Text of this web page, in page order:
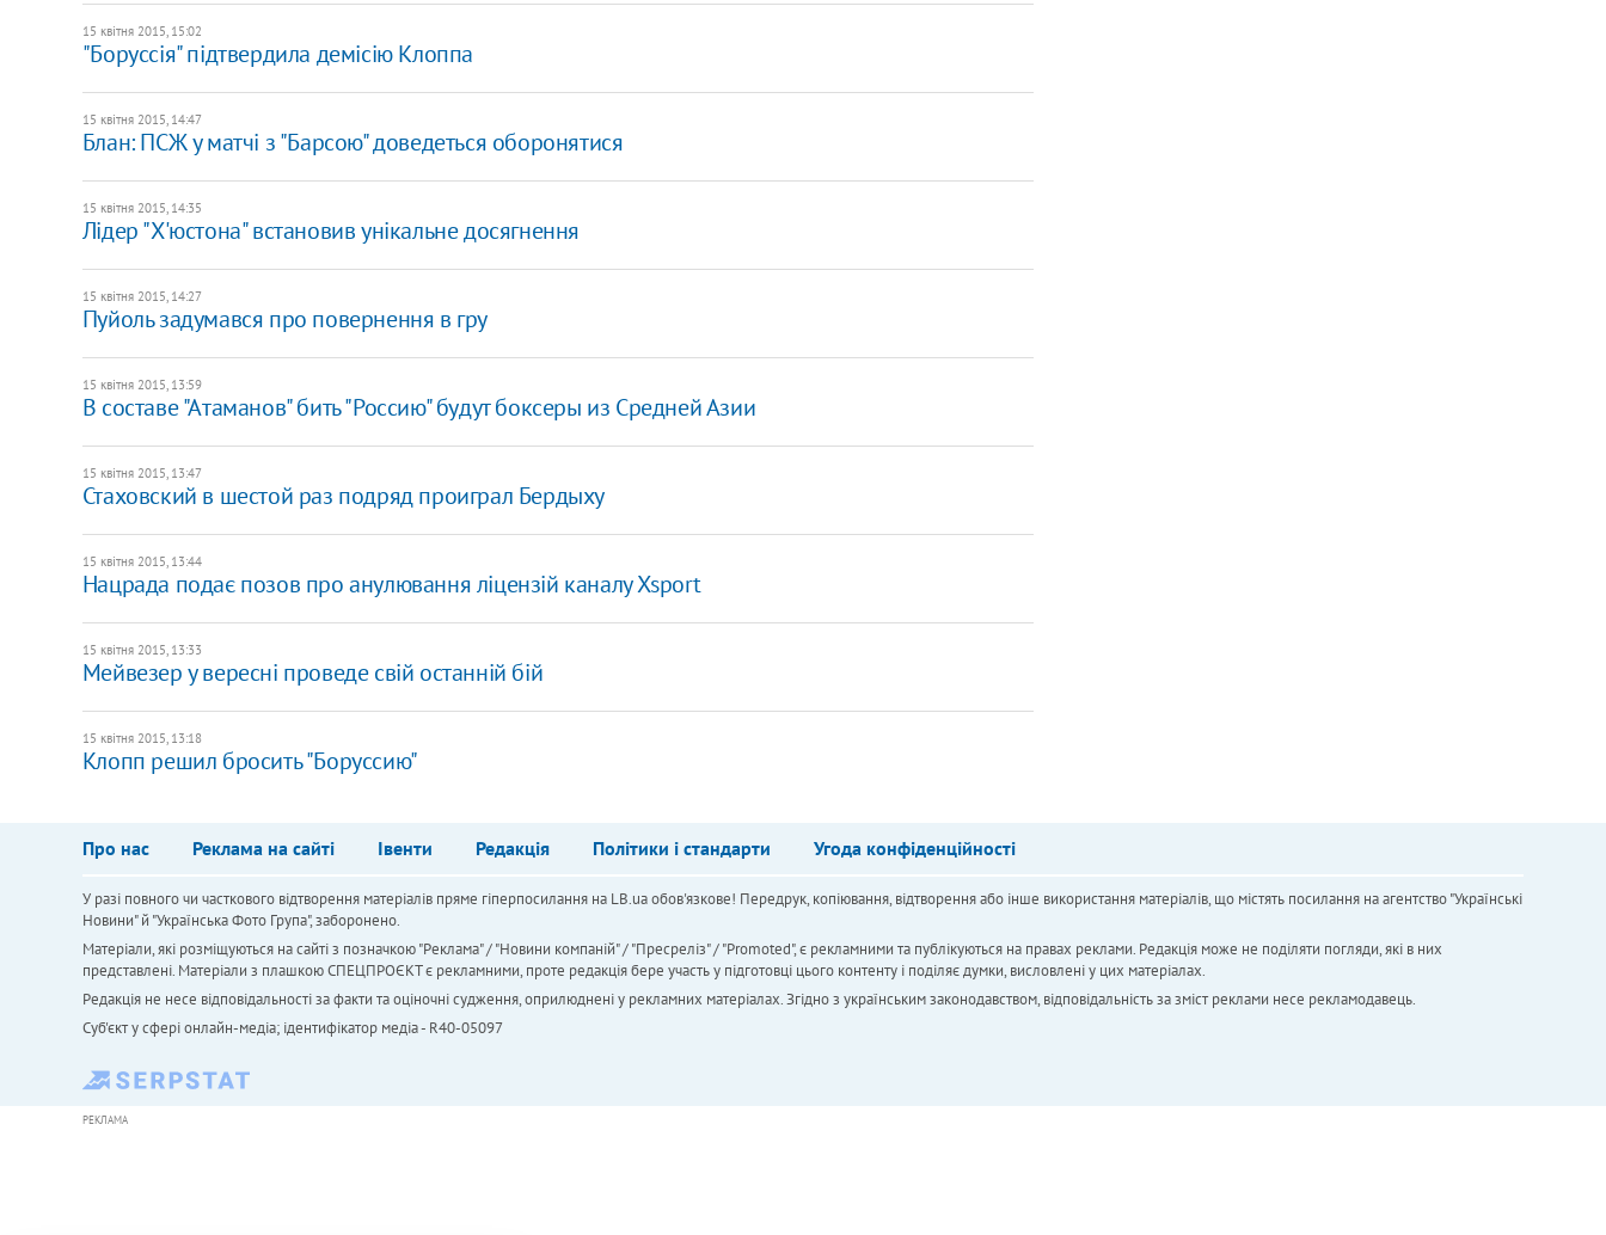
15 квітня 2015, 15:02
"Боруссія" підтвердила демісію Клоппа
15 квітня 2015, 14:47
Блан: ПСЖ у матчі з "Барсою" доведеться оборонятися
15 квітня 2015, 14:35
Лідер "Х'юстона" встановив унікальне досягнення
15 квітня 2015, 14:27
Пуйоль задумався про повернення в гру
15 квітня 2015, 13:59
В составе "Атаманов" бить "Россию" будут боксеры из Средней Азии
15 квітня 2015, 13:47
​Стаховский в шестой раз подряд проиграл Бердыху
15 квітня 2015, 13:44
Нацрада подає позов про анулювання ліцензій каналу Xsport
15 квітня 2015, 13:33
Мейвезер у вересні проведе свій останній бій
15 квітня 2015, 13:18
Клопп решил бросить "Боруссию"
Про нас Реклама на сайті Івенти Редакція Політики і стандарти Угода конфіденційності
У разі повного чи часткового відтворення матеріалів пряме гіперпосилання на LB.ua обов'язкове! Передрук, копіювання, відтворення або інше використання матеріалів, що містять посилання на агентство "Українськi
Новини" й "Українська Фото Група", заборонено.
Матеріали, які розміщуються на сайті з позначкою "Реклама" / "Новини компаній" / "Пресреліз" / "Promoted", є рекламними та публікуються на правах реклами. Редакція може не поділяти погляди, які в них
представлені. Матеріали з плашкою СПЕЦПРОЄКТ є рекламними, проте редакція бере участь у підготовці цього контенту і поділяє думки, висловлені у цих матеріалах.
Редакція не несе відповідальності за факти та оціночні судження, оприлюднені у рекламних матеріалах. Згідно з українським законодавством, відповідальність за зміст реклами несе рекламодавець.
Cуб'єкт у сфері онлайн-медіа; ідентифікатор медіа - R40-05097
РЕКЛАМА